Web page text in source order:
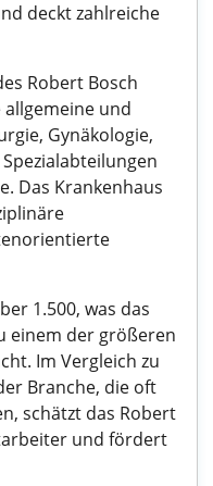
deckt zahlreiche
Robert Bosch
und
Gynäkologie,
Das Krankenhaus
1.500, was das
einem der größeren
Im Vergleich zu
Branche, die oft
schätzt das Robert
und fördert